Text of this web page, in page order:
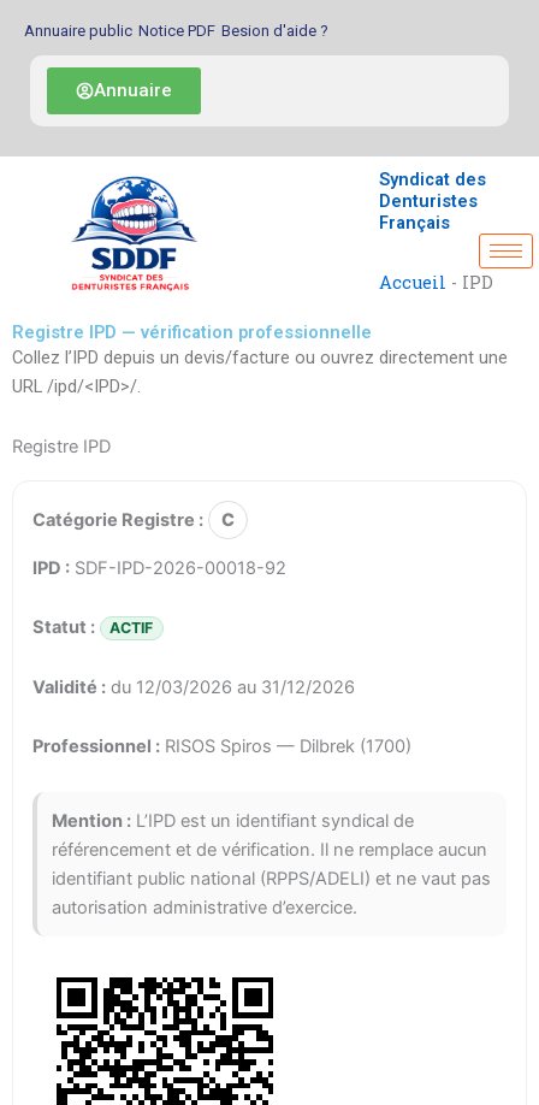
contenu
Annuaire public Notice PDF Besion d'aide ?
Annuaire
Syndicat des
Denturistes
Français
Accueil - IPD
Registre IPD — vérification professionnelle
Collez l’IPD depuis un devis/facture ou ouvrez directement une
URL /ipd/<IPD>/.
Registre IPD
Catégorie Registre : C
IPD : SDF-IPD-2026-00018-92
Statut : ACTIF
Validité : du 12/03/2026 au 31/12/2026
Professionnel : RISOS Spiros — Dilbrek (1700)
Mention : L’IPD est un identifiant syndical de
référencement et de vérification. Il ne remplace aucun
identifiant public national (RPPS/ADELI) et ne vaut pas
autorisation administrative d’exercice.